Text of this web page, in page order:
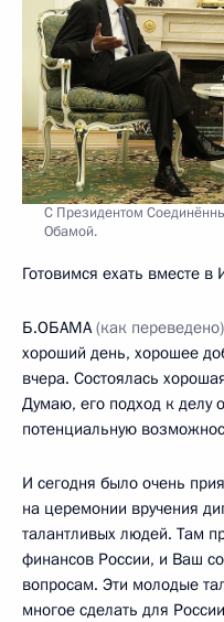
С Президентом
Обамой.
Готовимся ехать вместе
Б.ОБАМА(как переведено)
хороший день, хорошее
вчера. Состоялась
Думаю, его подход к
потенциальную
И сегодня было очень
на церемонии вручения
талантливых людей. Там
финансов России, и Ваш
вопросам. Эти молодые
многое сделать для